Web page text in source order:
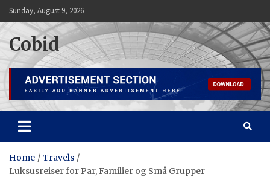
Skip
to
content
Sunday, August 9, 2026
Cobid
Home
Travels
Luksusreiser for Par, Familier og Små Grupper